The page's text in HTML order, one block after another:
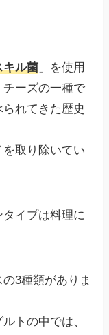
キル菌 」を使用
チーズの一種で
れてきた歴史
取り除いてい
イプは料理に
3種類がありま
トの中では、